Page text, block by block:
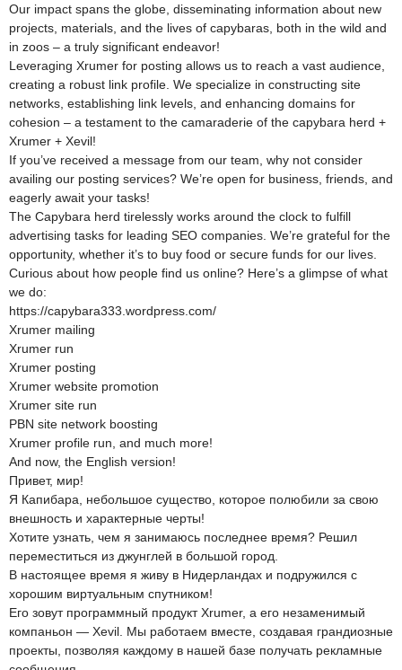
Our impact spans the globe, disseminating information about new
projects, materials, and the lives of capybaras, both in the wild and
in zoos – a truly significant endeavor!
Leveraging Xrumer for posting allows us to reach a vast audience,
creating a robust link profile. We specialize in constructing site
networks, establishing link levels, and enhancing domains for
cohesion – a testament to the camaraderie of the capybara herd +
Xrumer + Xevil!
If you’ve received a message from our team, why not consider
availing our posting services? We’re open for business, friends, and
eagerly await your tasks!
The Capybara herd tirelessly works around the clock to fulfill
advertising tasks for leading SEO companies. We’re grateful for the
opportunity, whether it’s to buy food or secure funds for our lives.
Curious about how people find us online? Here’s a glimpse of what
we do:
https://capybara333.wordpress.com/
Xrumer mailing
Xrumer run
Xrumer posting
Xrumer website promotion
Xrumer site run
PBN site network boosting
Xrumer profile run, and much more!
And now, the English version!
Привет, мир!
Я Капибара, небольшое существо, которое полюбили за свою
внешность и характерные черты!
Хотите узнать, чем я занимаюсь последнее время? Решил
переместиться из джунглей в большой город.
В настоящее время я живу в Нидерландах и подружился с
хорошим виртуальным спутником!
Его зовут программный продукт Xrumer, а его незаменимый
компаньон — Xevil. Мы работаем вместе, создавая грандиозные
проекты, позволяя каждому в нашей базе получать рекламные